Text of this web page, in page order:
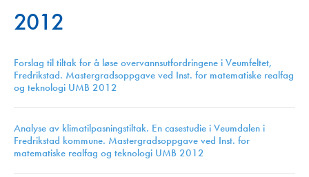
2012
Forslag til tiltak for å løse overvannsutfordringene i Veumfeltet,
Fredrikstad. Mastergradsoppgave ved Inst. for matematiske realfag
og teknologi UMB 2012
Analyse av klimatilpasningstiltak. En casestudie i Veumdalen i
Fredrikstad kommune. Mastergradsoppgave ved Inst. for
matematiske realfag og teknologi UMB 2012